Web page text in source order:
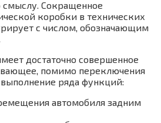
Сокращенное
коробки в технических
с числом, обозначающим
достаточно совершенное
помимо переключения
ряда функций:
автомобиля задним